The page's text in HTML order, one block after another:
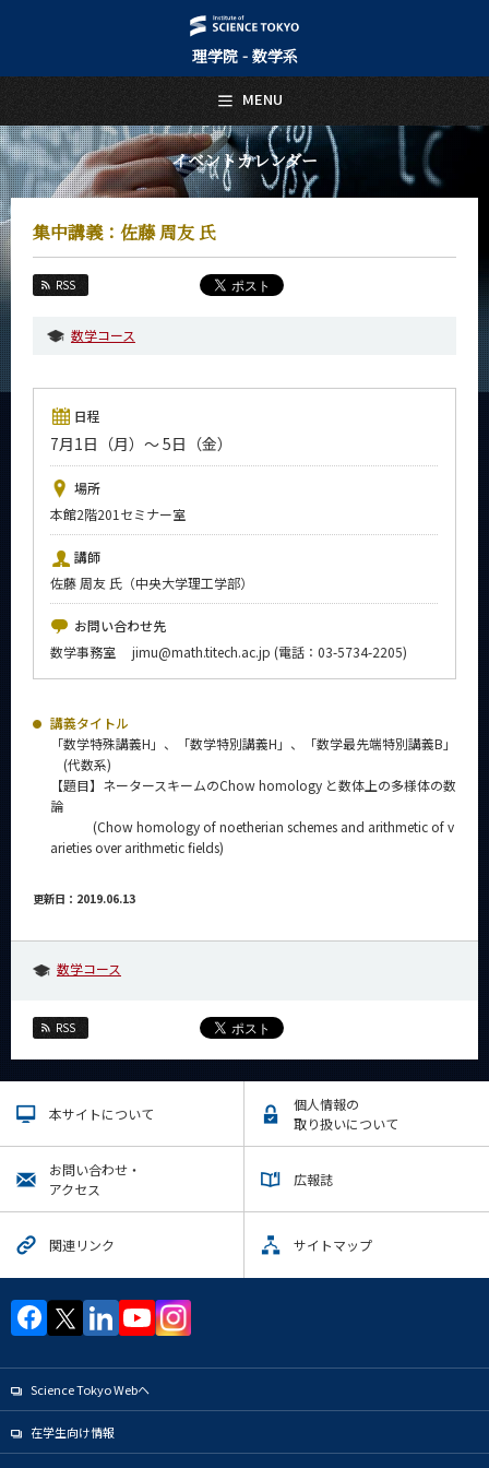
理学院 - 数学系
イベントカレンダー
集中講義：佐藤 周友 氏
RSS
数学コース
日程
7月1日（月）～ 5日（金）
場所
本館2階201セミナー室
講師
佐藤 周友 氏（中央大学理工学部）
お問い合わせ先
数学事務室 jimu@math.titech.ac.jp (電話：03-5734-2205)
講義タイトル
「数学特殊講義H」、「数学特別講義H」、「数学最先端特別講義B」
(代数系)
【題目】ネータースキームのChow homology と数体上の多様体の数
論
(Chow homology of noetherian schemes and arithmetic of v
arieties over arithmetic fields)
更新日：2019.06.13
数学コース
RSS
本サイトについて
個人情報の
取り扱いについて
お問い合わせ・
アクセス
広報誌
関連リンク サイトマップ
Science Tokyo Webヘ
在学生向け情報
MENU
日本語 English
トップページ
Top Page
数学系について
About Us
教育
Education
入学案内
Admissions
数学系 News
イベントカレンダー
Event Calendar
今後のイベント
今後の課程別イベント
年別アーカイブ
サイト構成
系詳細情報